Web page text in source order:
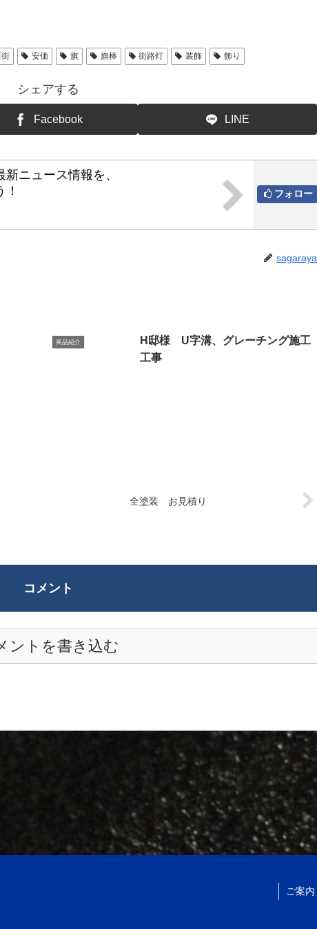
安価 旗 旗棒 街路灯 装飾 飾り
シェアする
Facebook LINE
フォロー
ニュース情報を、
sagaraya
商品紹介
H邸様 U字溝、グレーチング施工
工事
全塗装 お見積り
コメント
ントを書き込む
ご案内